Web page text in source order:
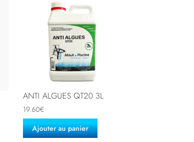
ANTI ALGUES QT20 3L
19.60€
Ajouter au panier